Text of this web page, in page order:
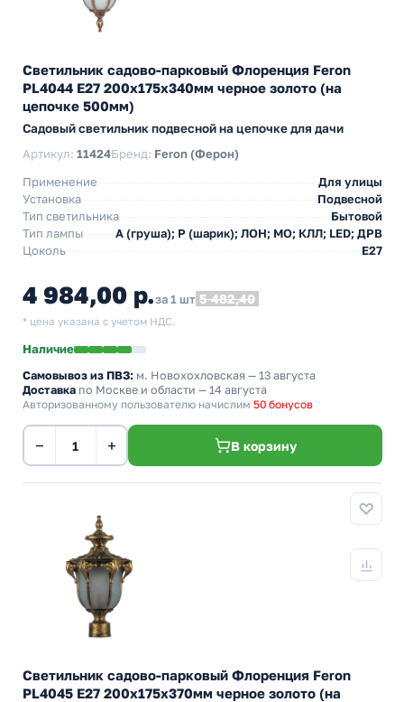
Светильник садово-парковый Флоренция Feron
PL4044 E27 200х175х340мм черное золото (на
цепочке 500мм)
Садовый светильник подвесной на цепочке для дачи
Артикул: 11424Бренд: Feron (Ферон)
Применение
Для улицы
Установка
Подвесной
Тип светильника
Бытовой
Тип лампы
A (груша); P (шарик); ЛОН; МО; КЛЛ; LED; ДРВ
Цоколь
E27
4 984,00 р.за 1 шт 5 482,40
* цена указана с учетом НДС.
Наличие
Самовывоз из ПВЗ: м. Новохохловская — 13 августа
Доставка по Москве и области — 14 августа
Авторизованному пользователю начислим 50 бонусов
− + В корзину
Светильник садово-парковый Флоренция Feron
PL4045 E27 200х175х370мм черное золото (на